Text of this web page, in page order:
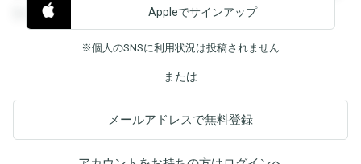
覧することができます。
Appleでサインアップ
※個人のSNSに利用状況は投稿されません
または
メールアドレスで無料登録